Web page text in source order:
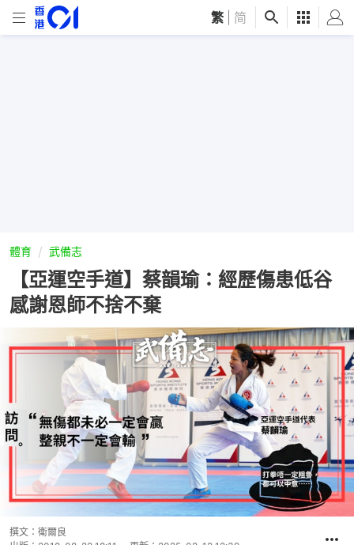
繁 简
體育 武備志
【亞運空手道】蔡韻瑜：經歷傷患低谷
感謝恩師不捨不棄
撰文： 衛爾良